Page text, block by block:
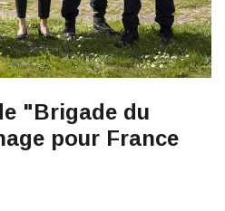
"Brigade du
pour France